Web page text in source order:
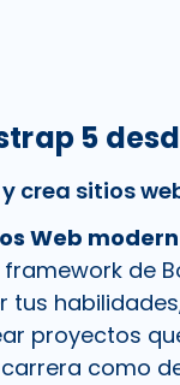
5
crea sitios
Web
de
tus
proyectos
como